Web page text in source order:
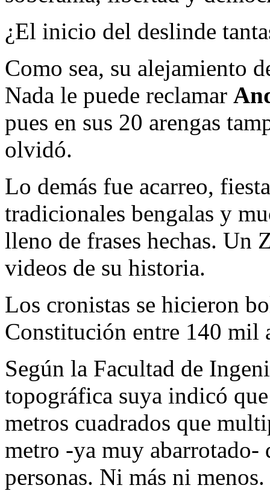
¿El inicio del deslinde
Como sea, su alejamiento
Nada le puede reclamar
pues en sus 20 arengas
olvidó.
Lo demás fue acarreo,
tradicionales bengalas y
lleno de frases hechas. Un
videos de su historia.
Los cronistas se hicieron
Constitución entre 140 mil
Según la Facultad de
topográfica suya indicó
metros cuadrados que
metro -ya muy
personas. Ni más ni menos.